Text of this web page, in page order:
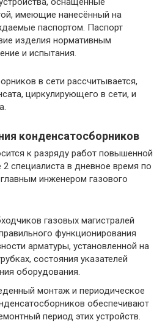
имеющие нанесённый на
паспортом. Паспорт
изделия нормативным
и испытания.
в сети рассчитывается,
циркулирующего в сети, и
конденсатосборников
к разряду работ повышенной
специалиста в дневное время по
инженером газового
газовых магистралей
функционирования
арматуры, установленной на
состояния указателей
оборудования.
монтаж и периодическое
обеспечивают
период этих устройств.